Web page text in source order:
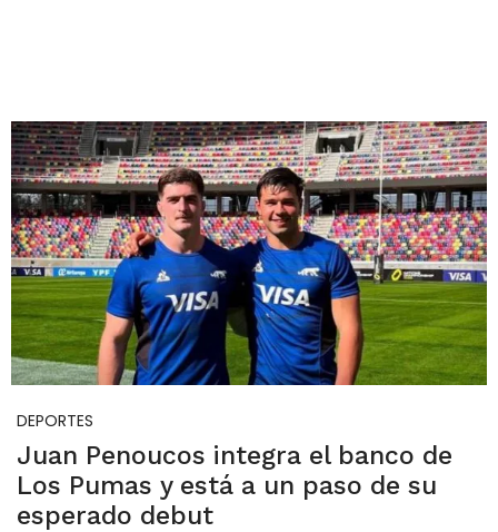
DEPORTES
Juan Penoucos integra el banco de
Los Pumas y está a un paso de su
esperado debut